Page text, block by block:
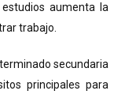
aumenta la
trabajo.
secundaria
principales para